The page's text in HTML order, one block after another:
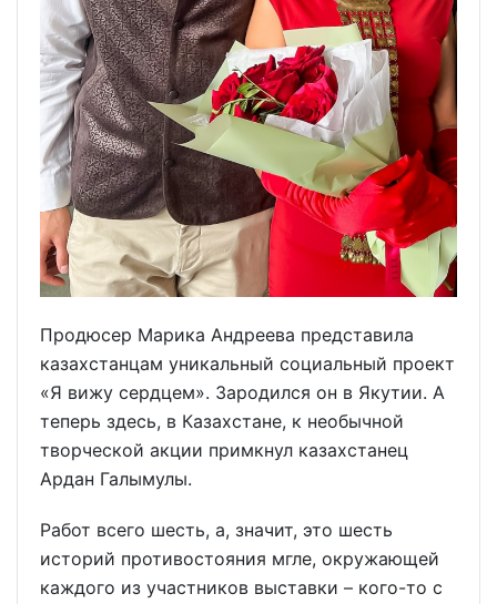
Продюсер Марика Андреева представила
казахстанцам уникальный социальный проект
«Я вижу сердцем». Зародился он в Якутии. А
теперь здесь, в Казахстане, к необычной
творческой акции примкнул казахстанец
Ардан Галымулы.
Работ всего шесть, а, значит, это шесть
историй противостояния мгле, окружающей
каждого из участников выставки – кого-то с